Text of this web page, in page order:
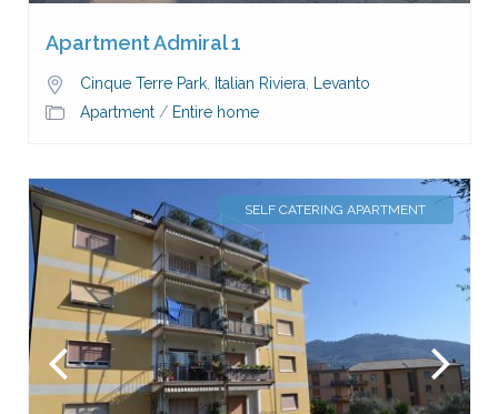
Apartment Admiral 1
Cinque Terre Park, Italian Riviera, Levanto
Apartment/ Entire home
SELF CATERING APARTMENT